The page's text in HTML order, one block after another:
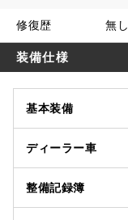
修復歴 無し
装備仕様
基本装備
ディーラー車
整備記録簿